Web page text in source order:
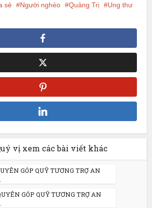
sẻ Người nghèo Quảng Trị
Ung thư
vị xem các bài viết khác
GÓP QUỸ TƯƠNG TRỢ AN
GÓP QUỸ TƯƠNG TRỢ AN